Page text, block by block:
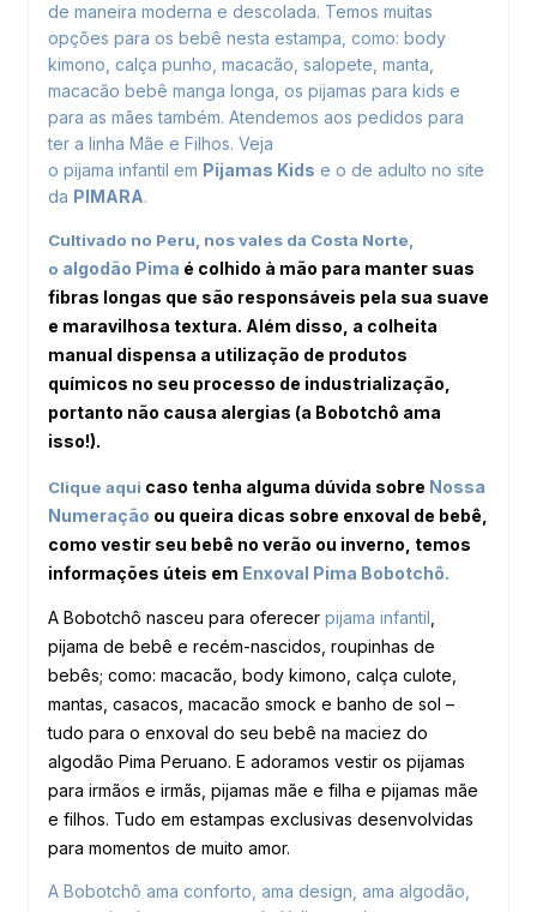
de maneira moderna e descolada. Temos muitas
opções para os bebê nesta estampa, como: body
kimono, calça punho, macacão, salopete, manta,
macacão bebê manga longa, os pijamas para kids e
para as mães também. Atendemos aos pedidos para
ter a linha Mãe e Filhos. Veja
o pijama infantil em Pijamas Kids e o de adulto no site
da PIMARA.
Cultivado no Peru, nos vales da Costa Norte,
o algodão Pima é colhido à mão para manter suas
fibras longas que são responsáveis pela sua suave
e maravilhosa textura. Além disso, a colheita
manual dispensa a utilização de produtos
químicos no seu processo de industrialização,
portanto não causa alergias (a Bobotchô ama
isso!).
Clique aqui caso tenha alguma dúvida sobre Nossa
Numeração ou queira dicas sobre enxoval de bebê,
como vestir seu bebê no verão ou inverno, temos
informações úteis em Enxoval Pima Bobotchô.
A Bobotchô nasceu para oferecer pijama infantil
pijama de bebê e recém-nascidos, roupinhas de
bebês; como: macacão, body kimono, calça culote,
mantas, casacos, macacão smock e banho de sol –
tudo para o enxoval do seu bebê na maciez do
algodão Pima Peruano. E adoramos vestir os pijamas
para irmãos e irmãs, pijamas mãe e filha e pijamas mãe
e filhos. Tudo em estampas exclusivas desenvolvidas
para momentos de muito amor.
A Bobotchô ama conforto, ama design, ama algodão,